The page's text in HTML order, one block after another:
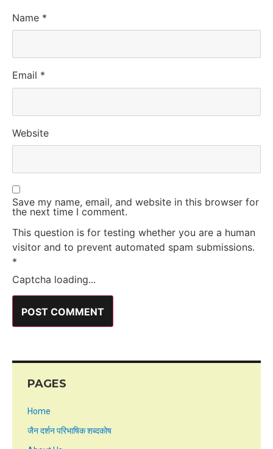
Name *
Email *
Website
Save my name, email, and website in this browser for
the next time I comment.
This question is for testing whether you are a human
visitor and to prevent automated spam submissions.
*
Captcha loading...
PAGES
Home
जैन दर्शन परिभाषिक शब्दकोष